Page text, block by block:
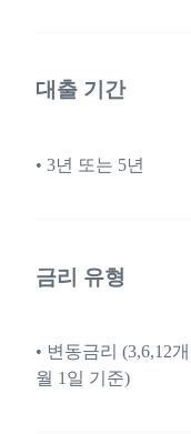
대출 기간
• 3년 또는 5년
금리 유형
• 변동금리 (3,6,12
월 1일 기준)